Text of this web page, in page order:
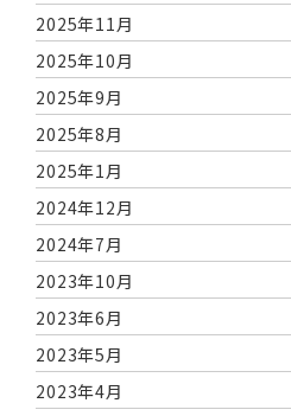
2025年11月
2025年10月
2025年9月
2025年8月
2025年1月
2024年12月
2024年7月
2023年10月
2023年6月
2023年5月
2023年4月